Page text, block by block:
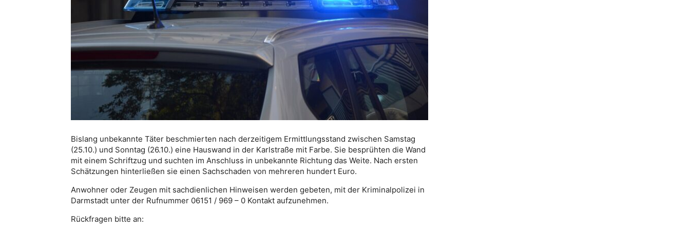
Bislang unbekannte Täter beschmierten nach derzeitigem Ermittlungsstand zwischen Samstag
(25.10.) und Sonntag (26.10.) eine Hauswand in der Karlstraße mit Farbe. Sie besprühten die Wand
mit einem Schriftzug und suchten im Anschluss in unbekannte Richtung das Weite. Nach ersten
Schätzungen hinterließen sie einen Sachschaden von mehreren hundert Euro.
Anwohner oder Zeugen mit sachdienlichen Hinweisen werden gebeten, mit der Kriminalpolizei in
Darmstadt unter der Rufnummer 06151 / 969 – 0 Kontakt aufzunehmen.
Rückfragen bitte an: